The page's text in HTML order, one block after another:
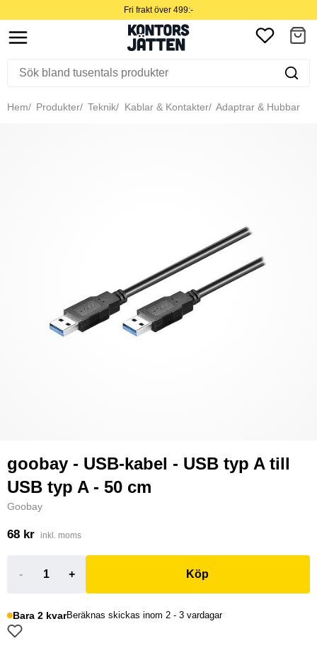
Fri frakt över 499:-
Hem Produkter Teknik Kablar & Kontakter Adaptrar & Hubbar
goobay - USB-kabel - USB typ A till
USB typ A - 50 cm
Goobay
68 kr inkl. moms
- + Köp
Bara 2 kvarBeräknas skickas inom 2 - 3 vardagar